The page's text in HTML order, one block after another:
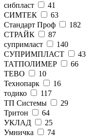
сибпласт
41
СИМТЕК
63
Стандарт Проф
182
СТРАЙК
87
супримласт
140
СУПРИМПЛАСТ
43
ТАТПОЛИМЕР
66
ТЕВО
10
Технопарк
16
тодико
117
ТП Системы
29
Тритон
64
УКЛАД
25
Умничка
74